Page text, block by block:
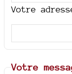
Votre
Votre